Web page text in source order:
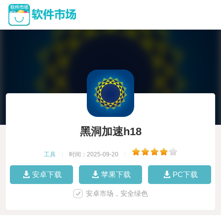
黑洞加速h18
工具 时间：2025-09-20
安卓下载 苹果下载 PC下载
安卓市场，安全绿色